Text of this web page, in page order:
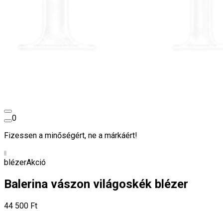
0
Fizessen a minőségért, ne a márkáért!
blézerAkció
Balerina vászon világoskék blézer
44 500 Ft